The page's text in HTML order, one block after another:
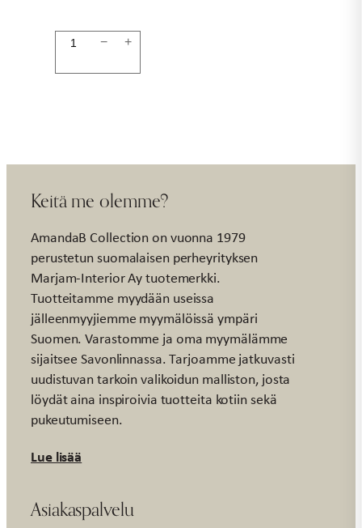
Laukku
− +
Keitä me olemme?
AmandaB Collection on vuonna 1979
perustetun suomalaisen perheyrityksen
Marjam-Interior Ay tuotemerkki.
Tuotteitamme myydään useissa
jälleenmyyjiemme myymälöissä ympäri
Suomen. Varastomme ja oma myymälämme
sijaitsee Savonlinnassa. Tarjoamme jatkuvasti
uudistuvan tarkoin valikoidun malliston, josta
löydät aina inspiroivia tuotteita kotiin sekä
pukeutumiseen.
Lue lisää
Asiakaspalvelu